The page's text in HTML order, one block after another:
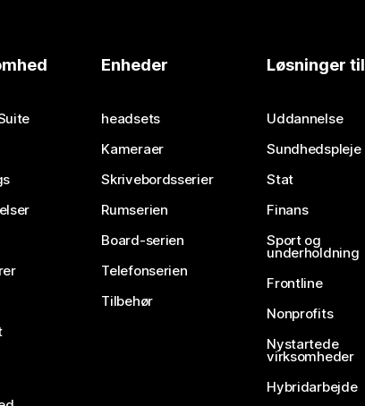
Enheder
headsets
Kameraer
Skrivebordsserier
Rumserien
Board-serien
Telefonserien
Tilbehør
Løsninger til
Uddannelse
Sundhedspleje
Stat
Finans
Sport og
underholdning
Frontline
Nonprofits
Nystartede
virksomheder
Hybridarbejde